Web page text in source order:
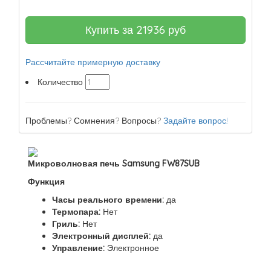
Купить за 21936 руб
Рассчитайте примерную доставку
Количество
Проблемы? Сомнения? Вопросы? Задайте вопрос!
Микроволновая печь Samsung FW87SUB
Функция
Часы реального времени: да
Термопара: Нет
Гриль: Нет
Электронный дисплей: да
Управление: Электронное